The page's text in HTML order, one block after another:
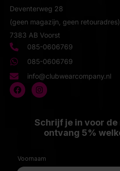
Deventerweg 28
(geen magazijn, geen retouradres)
7383 AB Voorst
085-0606769
085-0606769
info@clubwearcompany.nl